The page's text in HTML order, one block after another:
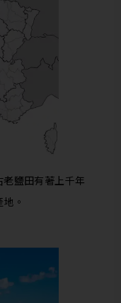
老鹽田有著上千年
。